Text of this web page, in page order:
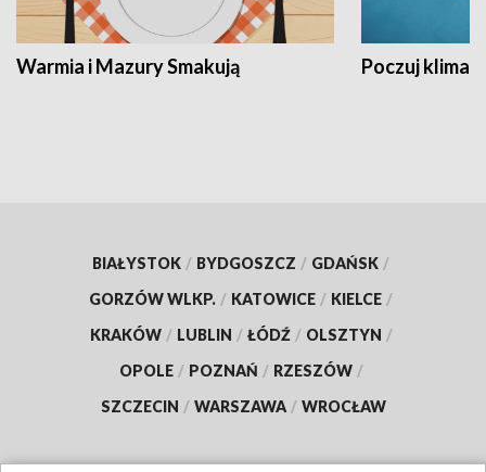
Warmia i Mazury Smakują Poczuj klimat
BIAŁYSTOK / BYDGOSZCZ / GDAŃSK /
GORZÓW WLKP. / KATOWICE / KIELCE /
KRAKÓW / LUBLIN / ŁÓDŹ / OLSZTYN /
OPOLE / POZNAŃ / RZESZÓW /
SZCZECIN / WARSZAWA / WROCŁAW